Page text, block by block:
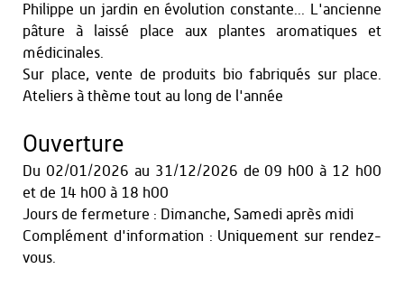
Philippe un jardin en évolution constante... L'ancienne
pâture à laissé place aux plantes aromatiques et
médicinales.
Sur place, vente de produits bio fabriqués sur place.
Ateliers à thème tout au long de l'année
Ouverture
Du 02/01/2026 au 31/12/2026 de 09 h00 à 12 h00
et de 14 h00 à 18 h00
Jours de fermeture : Dimanche, Samedi après midi
Complément d'information : Uniquement sur rendez-
vous.